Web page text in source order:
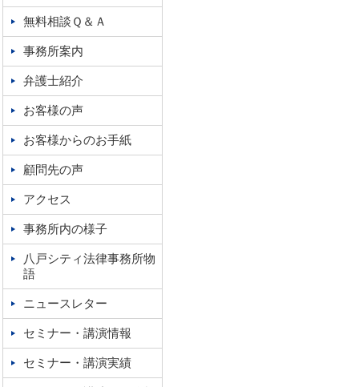
無料相談Ｑ＆Ａ
事務所案内
弁護士紹介
お客様の声
お客様からのお手紙
顧問先の声
アクセス
事務所内の様子
八戸シティ法律事務所物
語
ニュースレター
セミナー・講演情報
セミナー・講演実績